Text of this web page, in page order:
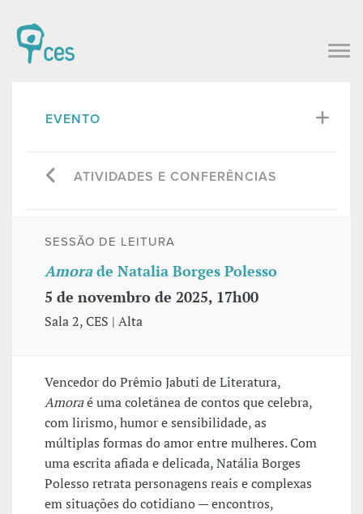
EVENTO
ATIVIDADES E CONFERÊNCIAS
SESSÃO DE LEITURA
Amorade Natalia Borges Polesso
5 de novembro de 2025, 17h00
Sala 2, CES | Alta
Vencedor do Prêmio Jabuti de Literatura,
Amoraé uma coletânea de contos que celebra,
com lirismo, humor e sensibilidade, as
múltiplas formas do amor entre mulheres. Com
uma escrita afiada e delicada, Natália Borges
Polesso retrata personagens reais e complexas
em situações do cotidiano — encontros,